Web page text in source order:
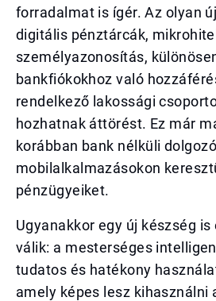
forradalmat is ígér. Az olyan
digitális pénztárcák,
személyazonosítás,
bankfiókokhoz való
rendelkező lakossági
hozhatnak áttörést. Ez már
korábban bank nélküli
mobilalkalmazásokon
pénzügyeiket.
Ugyanakkor egy új készség
válik: a mesterséges
tudatos és hatékony
amely képes lesz kihasználni